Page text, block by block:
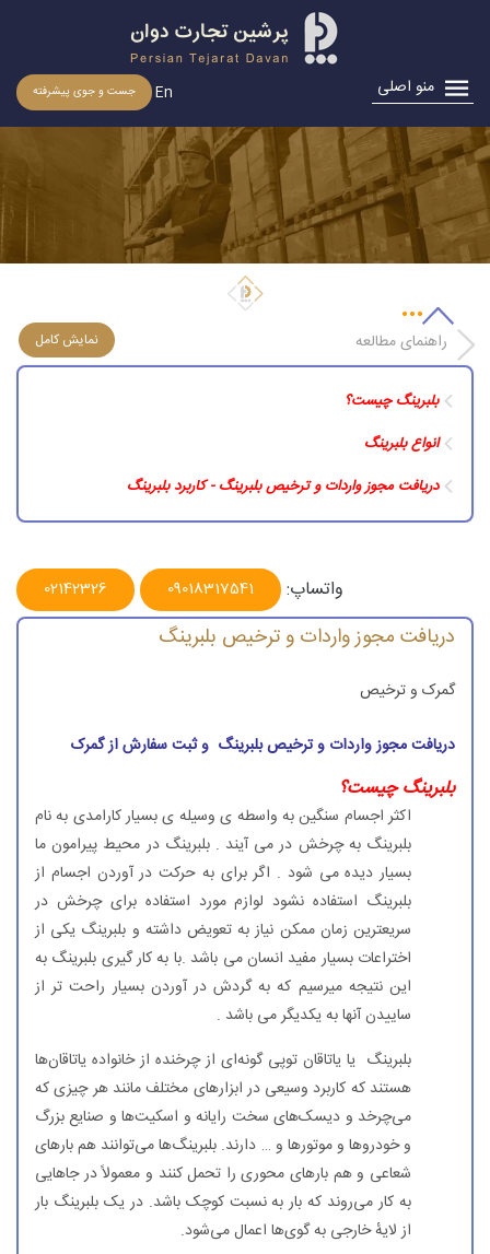
منو اصلی جست و جوی پیشرفته En
دریافت مجوز واردات و ترخیص بلبرینگ
راهنمای مطالعه
بلبرینگ چیست؟
انواع بلبرینگ
دریافت مجوز واردات و ترخیص بلبرینگ - کاربرد بلبرینگ
دریافت مجوز واردات و ترخیص بلبرینگ- علامت های روی بلبرینگ
دریافت مجوز واردات و ترخیص بلبرینگ
واتساپ: 09018317541
02142326
دریافت مجوز واردات و ترخیص بلبرینگ
گمرک و ترخیص
دریافت مجوز واردات و ترخیص بلبرینگ و ثبت سفارش از گمرک
بلبرینگ چیست؟
اکثر اجسام سنگین به واسطه ی وسیله ی بسیار کارامدی به نام
بلبرینگ به چرخش در می آیند . بلبرینگ در محیط پیرامون ما
بسیار دیده می شود . اگر برای به حرکت در آوردن اجسام از
بلبرینگ استفاده نشود لوازم مورد استفاده برای چرخش در
سریعترین زمان ممکن نیاز به تعویض داشته و بلبرینگ یکی از
اختراعات بسیار مفید انسان می باشد .با به کار گیری بلبرینگ به
این نتیجه میرسیم که به گردش در آوردن بسیار راحت تر از
ساییدن آنها به یکدیگر می باشد .
بلبرینگ یا یاتاقان توپی گونه‌ای از چرخنده از خانواده یاتاقان‌ها
هستند که کاربرد وسیعی در ابزارهای مختلف مانند هر چیزی که
می‌چرخد و دیسک‌های سخت رایانه و اسکیت‌ها و صنایع بزرگ
و خودروها و موتورها و … دارند. بلبرینگ‌ها می‌توانند هم بارهای
شعاعی و هم بارهای محوری را تحمل کنند و معمولاً در جاهایی
به کار می‌روند که بار به نسبت کوچک باشد. در یک بلبرینگ بار
از لایهٔ خارجی به گوی‌ها اعمال می‌شود.